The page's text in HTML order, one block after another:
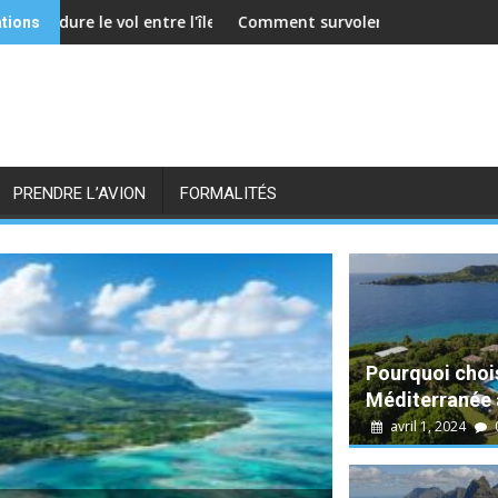
Maurice et l'Australie en avion ?
Comment survoler l'île Maurice en hélicoptère ?
PRENDRE L’AVION FORMALITÉS
Pourquoi
Méditerranée
avril 1, 2024